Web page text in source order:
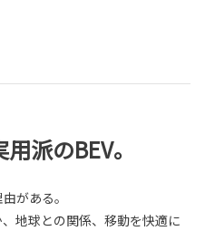
派のBEV。
がある。
地球との関係、移動を快適に